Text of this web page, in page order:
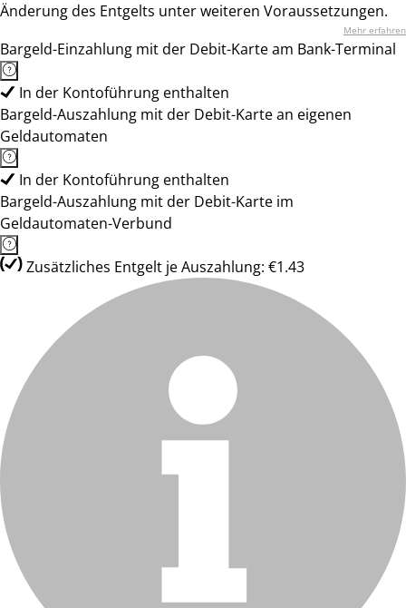
Änderung des Entgelts unter weiteren Voraussetzungen.
Mehr erfahren
Bargeld-Einzahlung mit der Debit-Karte am Bank-Terminal
In der Kontoführung enthalten
Bargeld-Auszahlung mit der Debit-Karte an eigenen
Geldautomaten
In der Kontoführung enthalten
Bargeld-Auszahlung mit der Debit-Karte im
Geldautomaten-Verbund
Zusätzliches Entgelt je Auszahlung: €1.43